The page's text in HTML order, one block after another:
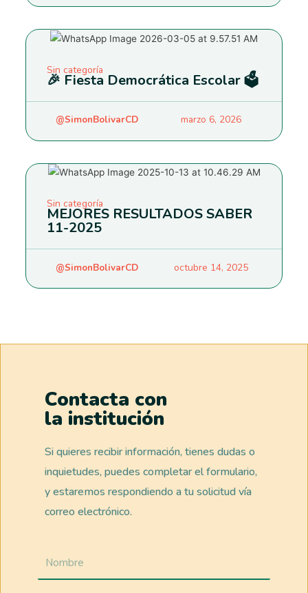
Sin categoría
🎉 Fiesta Democrática Escolar 🗳️
@SimonBolivarCD marzo 6, 2026
Sin categoría
MEJORES RESULTADOS SABER
11-2025
@SimonBolivarCD octubre 14, 2025
Contacta con
la institución
Si quieres recibir información, tienes dudas o
inquietudes, puedes completar el formulario,
y estaremos respondiendo a tu solicitud vía
correo electrónico.